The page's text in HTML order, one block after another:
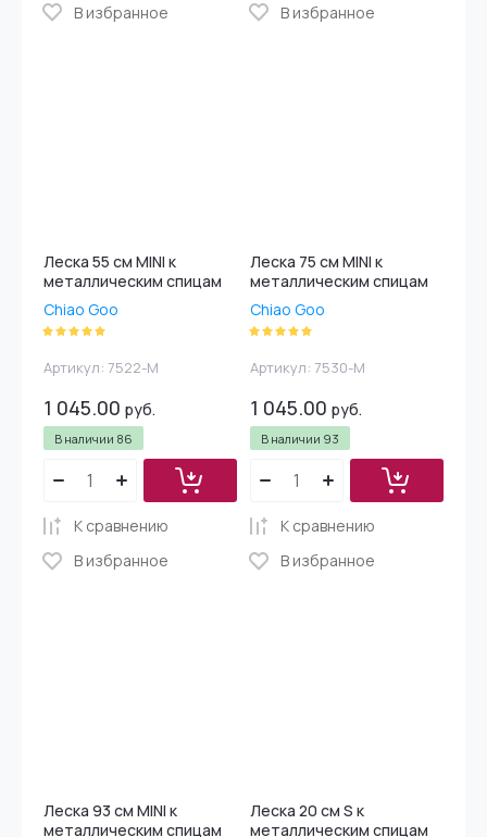
В избранное
В избранное
Леска 55 см MINI к
металлическим спицам
Chiao Goo
Артикул: 7522-M
В наличии 86
1 045.00 руб.
К сравнению
В избранное
Леска 75 см MINI к
металлическим спицам
Chiao Goo
Артикул: 7530-M
В наличии 93
1 045.00 руб.
К сравнению
В избранное
Леска 93 см MINI к
металлическим спицам
Леска 20 см S к
металлическим спицам